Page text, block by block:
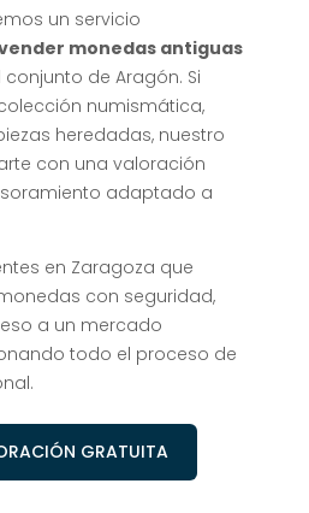
un servicio
monedas antiguas
de Aragón. Si
numismática,
heredadas, nuestro
con una valoración
adaptado a
en Zaragoza que
con seguridad,
a un mercado
todo el proceso de
GRATUITA